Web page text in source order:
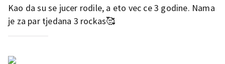
Kao da su se jucer rodile, a eto vec ce 3 godine. Nama
je za par tjedana 3 rockas🥰